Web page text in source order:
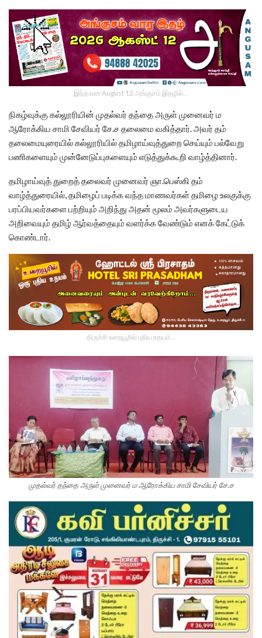
இந்த வார August 12 அங்குசம் இதழில்…
நிகழ்வுக்கு கல்லூரியின் முதல்வர் தந்தை அருள் முனைவர் ம
ஆரோக்கிய சாமி சேவியர் சே.ச தலைமை வகித்தார். அவர் தம்
தலைமையுரையில் கல்லூரியில் தமிழாய்வுத்துறை செய்யும் பல்வேறு
பணிகளையும் முன்னேடுப்புகளையும் எடுத்துக்கூறி வாழ்த்தினார்.
தமிழாய்வுத் துறைத் தலைவர் முனைவர் ஞா.பெஸ்கி தம்
வாழ்த்துரையில், தமிழைப் படிக்க வந்த மாணவர்கள் தமிழை உலகுக்கு
பரப்பியவர்களை பற்றியும் அறிந்து அதன் மூலம் அவர்களுடைய
அறிவையும் தமிழ் ஆர்வத்தையும் வளர்க்க வேண்டும் எனக் கேட்டுக்
கொண்டார்.
திருச்சி உறையூரில் புதிய உதயம்...
முதல்வர் தந்தை அருள் முனைவர் ம ஆரோக்கிய சாமி சேவியர் சே.ச